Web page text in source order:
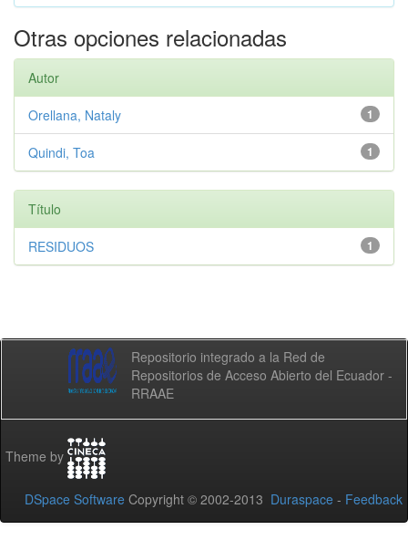
Otras opciones relacionadas
Autor
1
Orellana, Nataly
1
Quindi, Toa
Título
1
RESIDUOS
Repositorio integrado a la Red de
Repositorios de Acceso Abierto del Ecuador -
RRAAE
Theme by
DSpace Software Copyright © 2002-2013 Duraspace - Feedback